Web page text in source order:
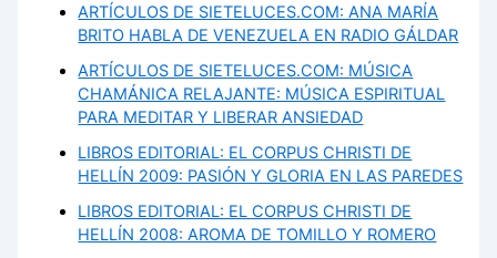
ARTÍCULOS DE SIETELUCES.COM: ANA MARÍA
BRITO HABLA DE VENEZUELA EN RADIO GÁLDAR
ARTÍCULOS DE SIETELUCES.COM: MÚSICA
CHAMÁNICA RELAJANTE: MÚSICA ESPIRITUAL
PARA MEDITAR Y LIBERAR ANSIEDAD
LIBROS EDITORIAL: EL CORPUS CHRISTI DE
HELLÍN 2009: PASIÓN Y GLORIA EN LAS PAREDES
LIBROS EDITORIAL: EL CORPUS CHRISTI DE
HELLÍN 2008: AROMA DE TOMILLO Y ROMERO